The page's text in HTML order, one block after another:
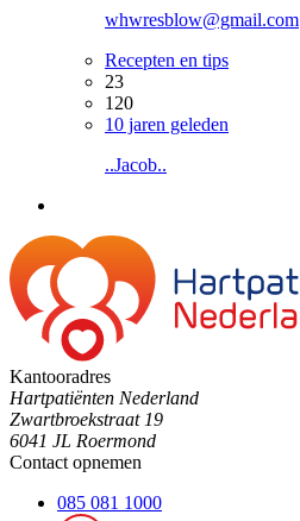
whwresblow@gmail.com
Recepten en tips
23
120
10 jaren geleden
..Jacob..
Kantooradres
Hartpatiënten Nederland
Zwartbroekstraat 19
6041 JL Roermond
Contact opnemen
085 081 1000